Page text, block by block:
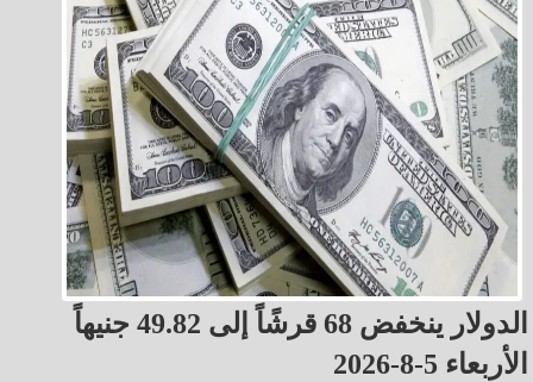
الدولار ينخفض 68 قرشًاً إلى 49.82 جنيهاً
الأربعاء 5-8-2026